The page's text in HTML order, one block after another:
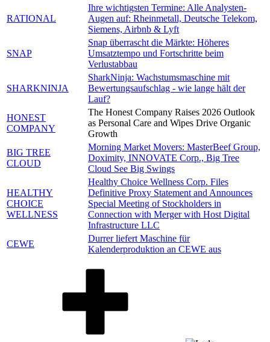
RATIONAL
Ihre wichtigsten Termine: Alle Analysten-
Augen auf: Rheinmetall, Deutsche Telekom,
Siemens, Airbnb & Lyft
SNAP
Snap überrascht die Märkte: Höheres
Umsatztempo und Fortschritte beim
Verlustabbau
SHARKNINJA
SharkNinja: Wachstumsmaschine mit
Bewertungsaufschlag - wie lange hält der
Lauf?
HONEST
COMPANY
The Honest Company Raises 2026 Outlook
as Personal Care and Wipes Drive Organic
Growth
BIG TREE
CLOUD
Morning Market Movers: MasterBeef Group,
Doximity, INNOVATE Corp., Big Tree
Cloud See Big Swings
HEALTHY
CHOICE
WELLNESS
Healthy Choice Wellness Corp. Files
Definitive Proxy Statement and Announces
Special Meeting of Stockholders in
Connection with Merger with Host Digital
Infrastructure LLC
CEWE
Durrer liefert Maschine für
Kalenderproduktion an CEWE aus